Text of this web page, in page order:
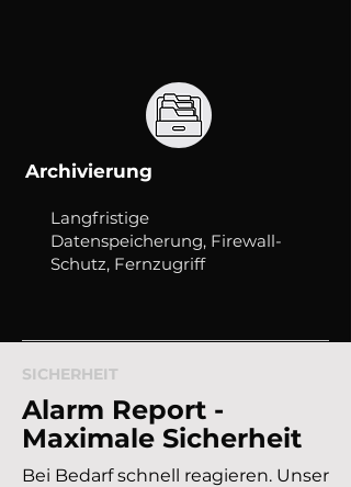
Archivierung
Langfristige
Datenspeicherung, Firewall-
Schutz, Fernzugriff
SICHERHEIT
Alarm Report -
Maximale Sicherheit
Bei Bedarf schnell reagieren. Unser